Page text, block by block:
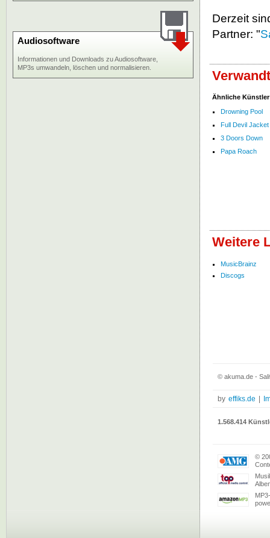
Derzeit
Partner: "
Ähnliche Künstler
Drowning Pool
Full Devil Jacket
3 Doors Down
Papa Roach
Weitere
MusicBrainz
Discogs
Audiosoftware
Informationen und Downloads zu Audiosoftware,
MP3s umwandeln, löschen und normalisieren.
© akuma.de -
by effiks.de
1.568.414
©